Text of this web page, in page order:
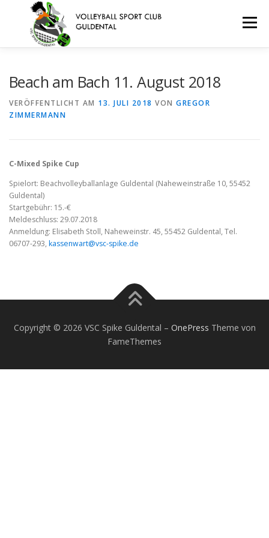
Menü
BEACHVOLLEYBALL
IMPRESSUM/DATENSCHUTZERKLÄRUNG
Beach am Bach 11. August 2018
VERÖFFENTLICHT AM 13. JULI 2018 VON GREGOR
ZIMMERMANN
C-Mixed Spike Cup
Spielort: Beachvolleyballanlage Guldental (Naheweinstraße 10, 55452
Guldental)
Startgebühr: 15.-€
Meldeschluss: 29.07.2018
Anmeldung: Elisabeth Stoll, Naheweinstr. 45, 55452 Guldental, Tel.
06707-293, kassenwart@vsc-spike.de
Copyright © 2026 VSC Spike Guldental – OnePress Theme von
FameThemes